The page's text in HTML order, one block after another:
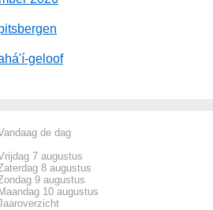
geloof
de dag
7 augustus
8 augustus
9 augustus
Maandag 10 augustus